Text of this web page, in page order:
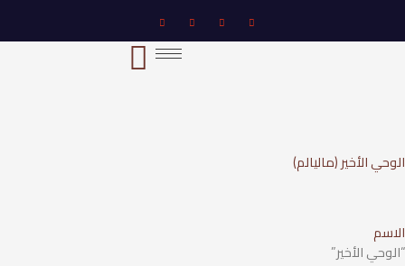
الوحي الأخير (ماليالم)
الاسم
“الوحي الأخير”